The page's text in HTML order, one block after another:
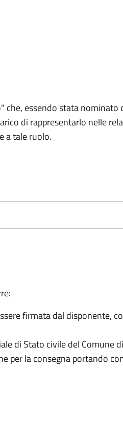
essendo stata nominato
di rappresentarlo nelle
a tale ruolo.
firmata dal disponente,
di Stato civile del Comune
per la consegna portando